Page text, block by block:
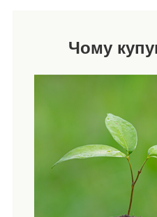
Чому